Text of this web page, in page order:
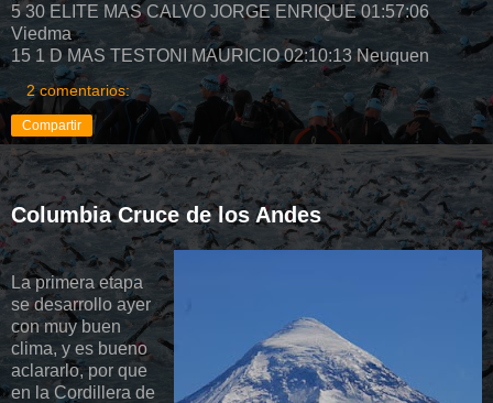
5 30 ELITE MAS CALVO JORGE ENRIQUE 01:57:06
Viedma
15 1 D MAS TESTONI MAURICIO 02:10:13 Neuquen
2 comentarios:
Compartir
Columbia Cruce de los Andes
La primera etapa
se desarrollo ayer
con muy buen
clima, y es bueno
aclararlo, por que
en la Cordillera de